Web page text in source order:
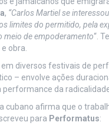
, “Carlos Martiel se
limites do permitido, pela
meio de empoderamento“.
obra.
diversos festivais de
– envolve ações
da
cubano afirma que o
para Performatus: